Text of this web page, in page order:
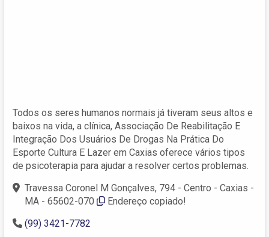
Todos os seres humanos normais já tiveram seus altos e
baixos na vida, a clínica, Associação De Reabilitação E
Integração Dos Usuários De Drogas Na Prática Do
Esporte Cultura E Lazer em Caxias oferece vários tipos
de psicoterapia para ajudar a resolver certos problemas.
Travessa Coronel M Gonçalves, 794 - Centro - Caxias -
MA - 65602-070
Endereço copiado!
(99) 3421-7782